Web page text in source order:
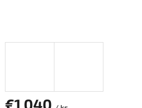
€1 040